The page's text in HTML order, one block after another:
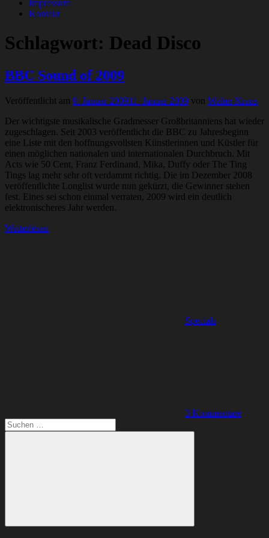
Impressum
Kontakt
Schlagwort: Dead Disco
BBC Sound of 2009
Veröffentlicht am 9. Januar 200911. Januar 2009 von Walter Kraus
Der wichtigste musikalische Gradmesser Großbritanniens hat wieder
zugeschlagen. Seit 2003 veröffentlicht die BBC zu Jahresbeginn
eine Liste mit den hoffnungsvollsten Künstlerinnen und Küstler für
einen möglichen nationalen und internationalen Durchbruch. Mit
Acts wie 50 Cent, Franz Ferdinand, Mika, Duffy oder The Ting
Tings lag mehr sehr oft verdammt richtig. Die im Dezember 2008
veröffentlichte Longlist wurde nun gekürzt, die Gewinner stehen
fest. Eines sei schon einmal verraten, 2009 wird ein deutlich
elektronischeres Jahr werden.
Weiterlesen
Specials
3 Kommentare
Suchen
nach:
Suchen